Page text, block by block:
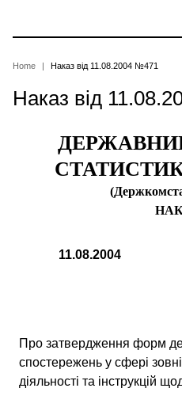
main
Breadcrumb
Home Наказ від 11.08.2004 №471
Наказ від
11.08.2004
Про затвердження форм
спостережень у сфері
діяльності та інструкцій